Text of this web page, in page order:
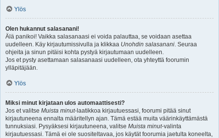
Ylös
Olen hukannut salasanani!
Älä panikoi! Vaikka salasanaasi ei voida palauttaa, se voidaan asettaa
uudelleen. Käy kirjautumissivulla ja klikkaa Unohdin salasanani. Seuraa
ohjeita ja sinun pitäisi kohta pystyä kirjautumaan uudelleen.
Jos et pysty asettamaan salasanaasi uudelleen, ota yhteyttä foorumin
ylläpitäjään.
Ylös
Miksi minut kirjataan ulos automaattisesti?
Jos et valitse Muista minut-laatikkoa kirjautuessasi, foorumi pitää sinut
kirjautuneena ennalta määritellyn ajan. Tämä estää muita väärinkäyttämästä
tunnuksiasi. Pysyäksesi kirjautuneena, valitse Muista minut-valinta
kirjautuessasi. Tämä ei ole suositeltavaa, jos käytät foorumia jaetulta koneelta,